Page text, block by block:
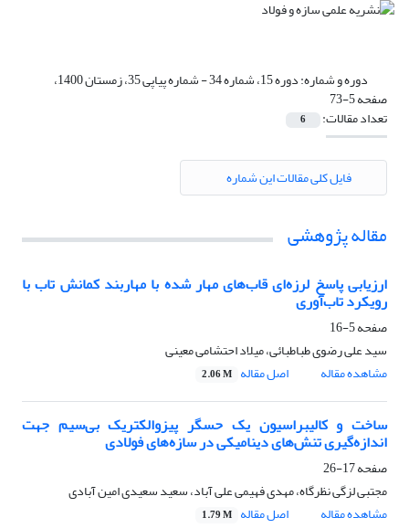
دوره و شماره: دوره 15، شماره 34 - شماره پیاپی 35، زمستان 1400،
صفحه 5-73
تعداد مقالات: 6
فایل کلی مقالات این شماره
مقاله پژوهشی
ارزیابی پاسخ لرزه‌ای قاب‌های مهار شده با مهاربند کمانش تاب با
رویکرد تاب‌آوری
صفحه5-16
سید علی رضوی طباطبائی، میلاد احتشامی معینی
مشاهده مقاله
اصل مقاله 2.06 M
ساخت و کالیبراسیون یک حسگر پیزوالکتریک بی‌سیم جهت
اندازه‌گیری تنش‌های دینامیکی در سازه‌های فولادی
صفحه17-26
مجتبی لزگی نظرگاه، مهدی فهیمی علی آباد، سعید سعیدی امین آبادی
مشاهده مقاله
اصل مقاله 1.79 M